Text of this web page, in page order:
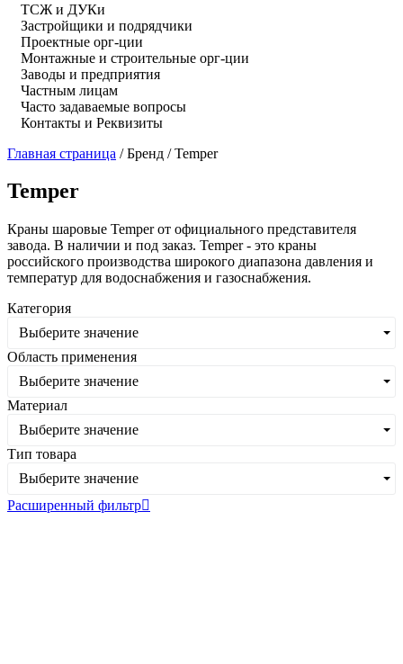
ТСЖ и ДУКи
Застройщики и подрядчики
Проектные орг-ции
Монтажные и строительные орг-ции
Заводы и предприятия
Частным лицам
Часто задаваемые вопросы
Контакты и Реквизиты
Главная страница /Бренд /Temper
Temper
Краны шаровые Temper от официального представителя
завода. В наличии и под заказ. Temper - это краны
российского производства широкого диапазона давления и
температур для водоснабжения и газоснабжения.
Категория
Выберите значение
Область применения
Выберите значение
Материал
Выберите значение
Тип товара
Выберите значение
Расширенный фильтр